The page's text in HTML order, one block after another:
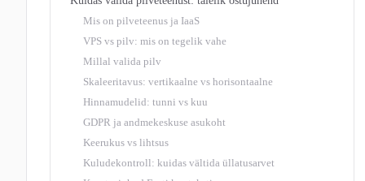
Mis on pilveteenus ja IaaS
VPS vs pilv: mis on tegelik vahe
Millal valida pilv
Skaleeritavus: vertikaalne vs horisontaalne
Hinnamudelid: tunni vs kuu
GDPR ja andmekeskuse asukoht
Keerukus vs lihtsus
Kuludekontroll: kuidas vältida üllatusarvet